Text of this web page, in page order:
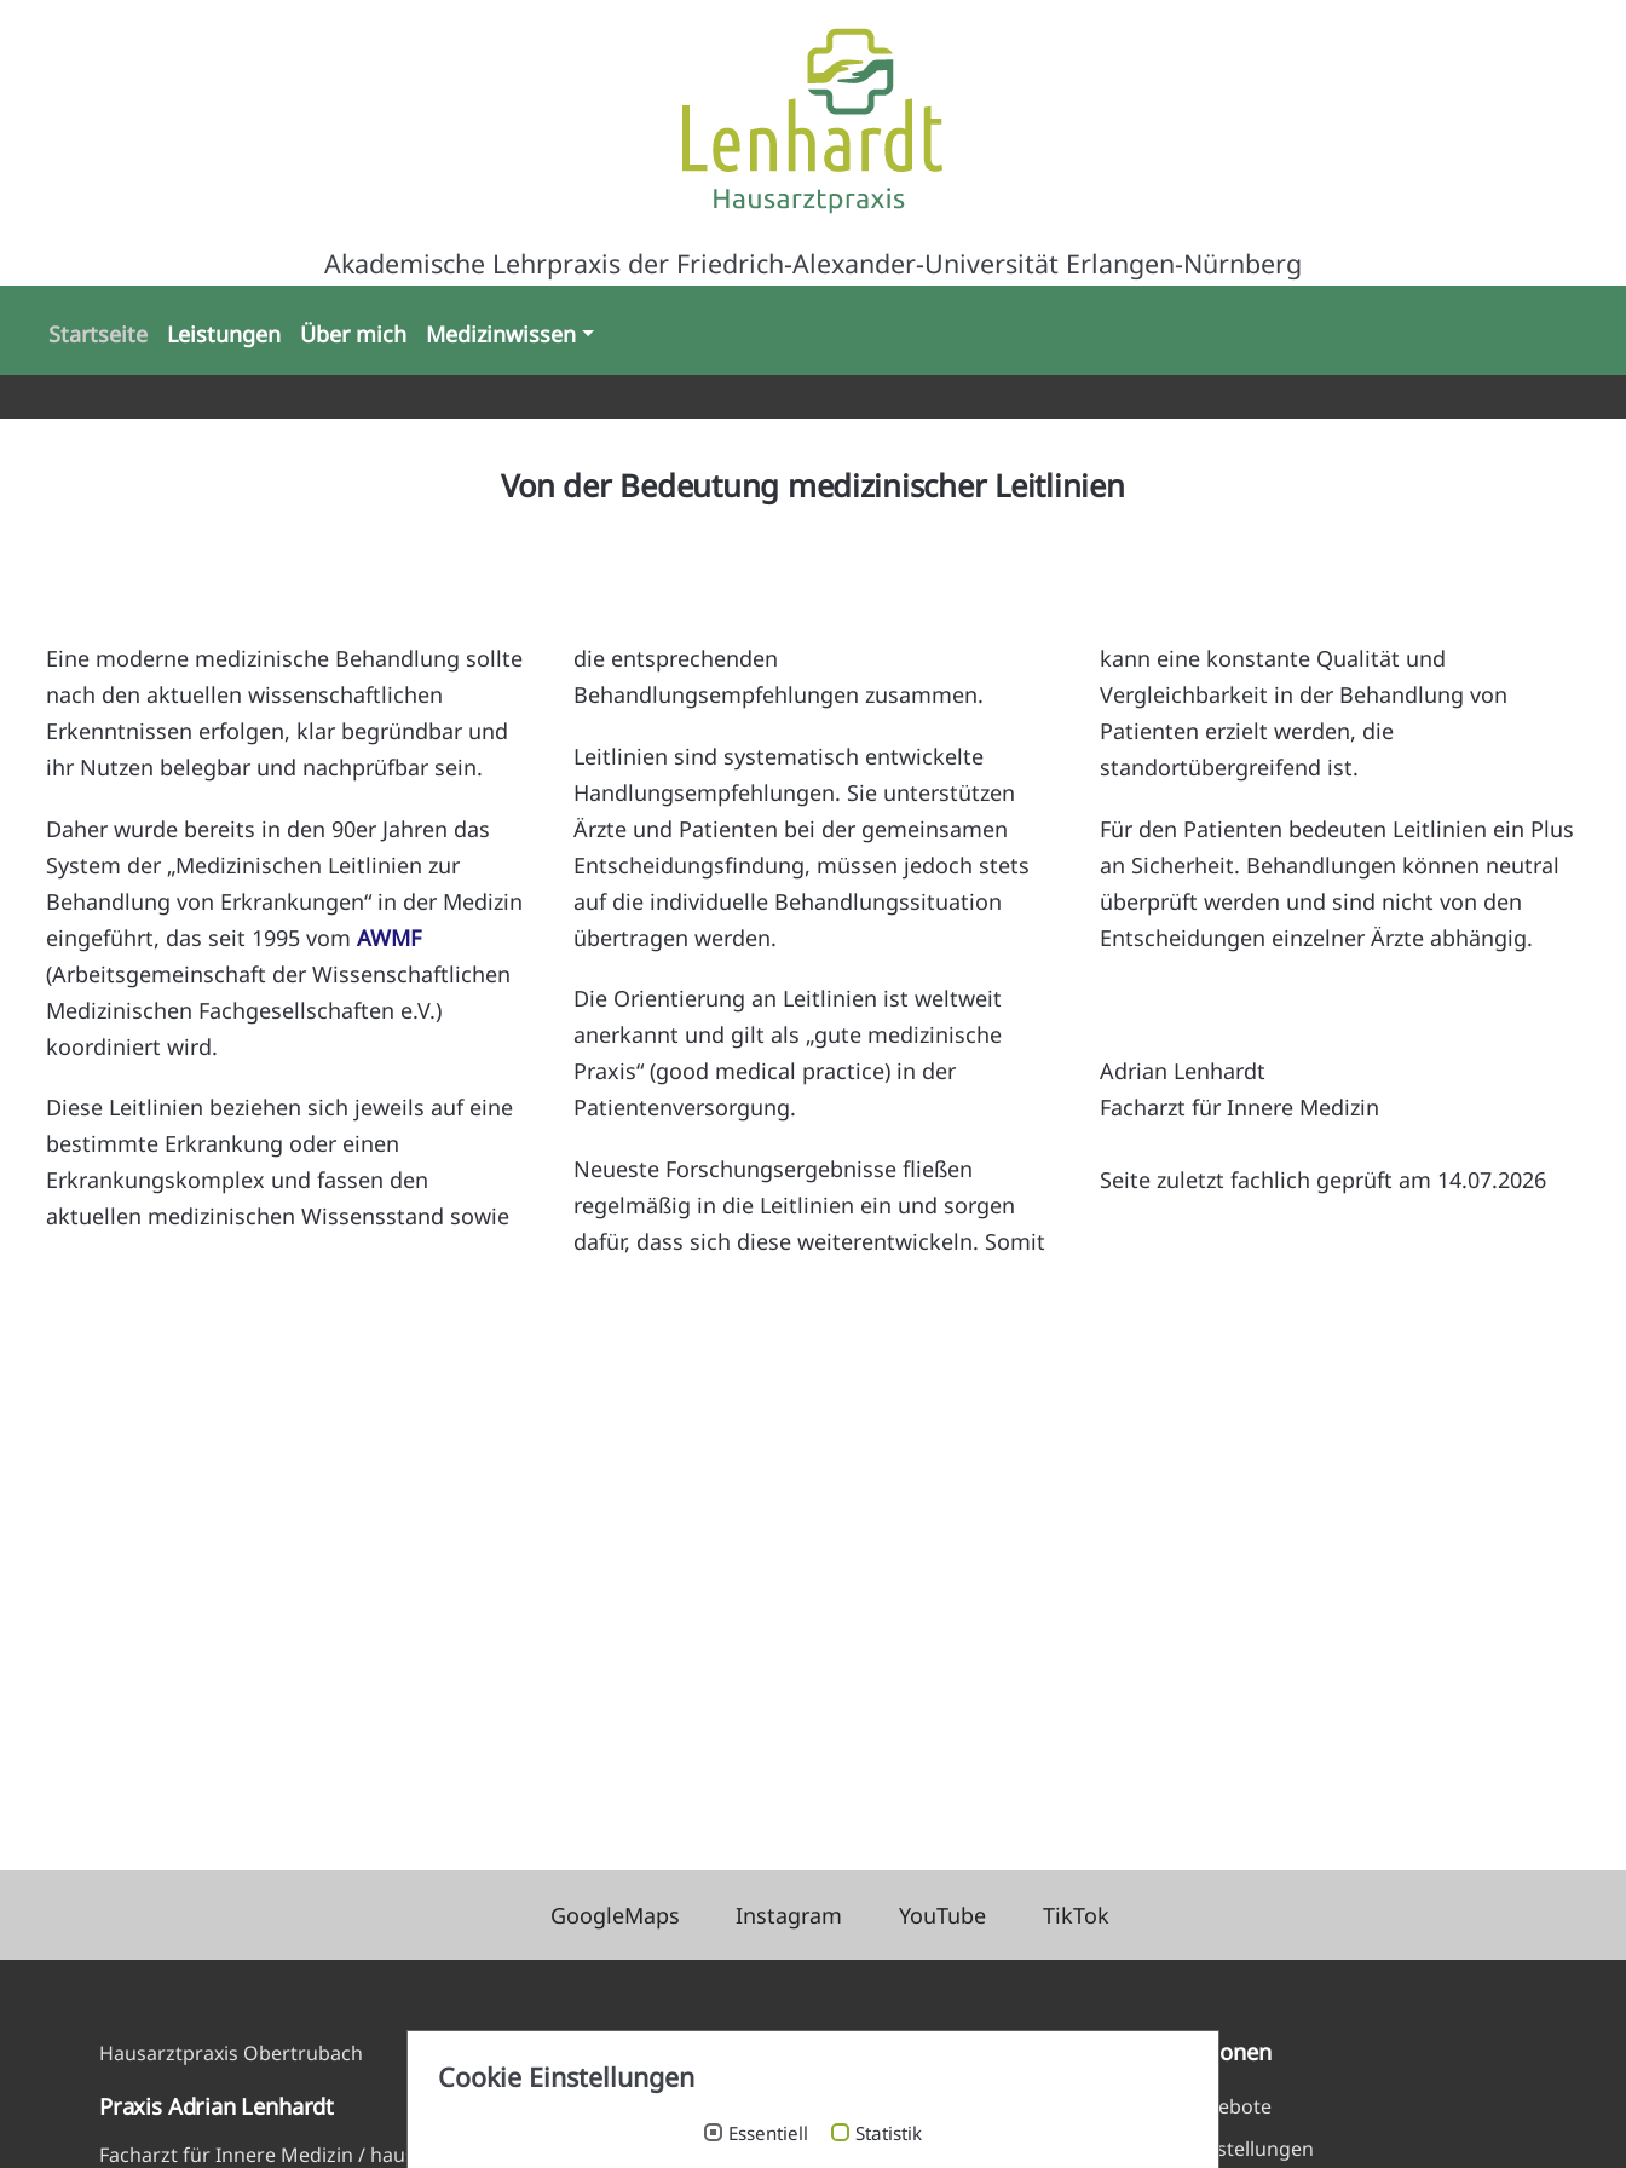
Akademische Lehrpraxis der Friedrich-Alexander-Universität Erlangen-Nürnberg
Startseite Leistungen Über mich Medizinwissen
Von der Bedeutung medizinischer Leitlinien
Eine moderne medizinische Behandlung sollte
nach den aktuellen wissenschaftlichen
Erkenntnissen erfolgen, klar begründbar und
ihr Nutzen belegbar und nachprüfbar sein.
Daher wurde bereits in den 90er Jahren das
System der „Medizinischen Leitlinien zur
Behandlung von Erkrankungen“ in der Medizin
eingeführt, das seit 1995 vomAWMF
(Arbeitsgemeinschaft der Wissenschaftlichen
Medizinischen Fachgesellschaften e.V.)
koordiniert wird.
Diese Leitlinien beziehen sich jeweils auf eine
bestimmte Erkrankung oder einen
Erkrankungskomplex und fassen den
aktuellen medizinischen Wissensstand sowie
die entsprechenden
Behandlungsempfehlungen zusammen.
Leitlinien sind systematisch entwickelte
Handlungsempfehlungen. Sie unterstützen
Ärzte und Patienten bei der gemeinsamen
Entscheidungsfindung, müssen jedoch stets
auf die individuelle Behandlungssituation
übertragen werden.
Die Orientierung an Leitlinien ist weltweit
anerkannt und gilt als „gute medizinische
Praxis“ (good medical practice) in der
Patientenversorgung.
Neueste Forschungsergebnisse fließen
regelmäßig in die Leitlinien ein und sorgen
dafür, dass sich diese weiterentwickeln. Somit
kann eine konstante Qualität und
Vergleichbarkeit in der Behandlung von
Patienten erzielt werden, die
standortübergreifend ist.
Für den Patienten bedeuten Leitlinien ein Plus
an Sicherheit. Behandlungen können neutral
überprüft werden und sind nicht von den
Entscheidungen einzelner Ärzte abhängig.
Adrian Lenhardt
Facharzt für Innere Medizin
Seite zuletzt fachlich geprüft am 14.07.2026
GoogleMaps Instagram YouTube TikTok
Hausarztpraxis Obertrubach
Praxis Adrian Lenhardt
Facharzt für Innere Medizin / hausärztliche
Informationen
Stellenangebote
Cookie Einstellungen
Cookie Einstellungen
Essentiell Statistik